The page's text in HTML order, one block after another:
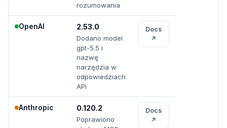
rozumowania
OpenAI 2.53.0
Dodano model
gpt-5.5 i
nazwę
narzędzia w
odpowiedziach
API
Docs
↗
Anthropic 0.120.2
Poprawiono
Docs
↗